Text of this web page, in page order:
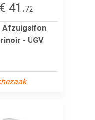
€ 41.72
Afzuigsifon
- UGV